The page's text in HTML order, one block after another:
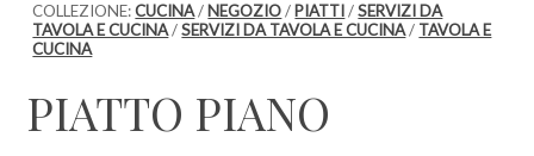
COLLEZIONE:CUCINA/ NEGOZIO/ PIATTI/SERVIZI DA
TAVOLA E CUCINA/SERVIZI DA TAVOLA E CUCINA/ TAVOLA E
CUCINA
PIATTO PIANO